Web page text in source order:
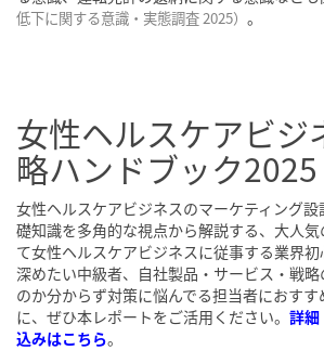
低下に関する意識・実態調査 2025） 。
女性ヘルスケアビジ
略ハンドブック2025
女性ヘルスケアビジネスのマーケティング
礎知識を多角的な視点から解説する、大人
て女性ヘルスケアビジネスに従事する業界
深めたい中級者、自社製品・サービス・戦
のか分からず対策に悩んでる担当者におす
に、ぜひ本レポートをご活用ください。 詳細
込みはこちら。